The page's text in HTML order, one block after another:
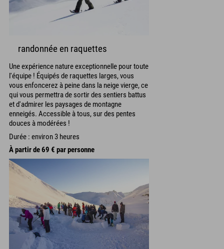
randonnée en raquettes
Une expérience nature exceptionnelle pour toute
l'équipe ! Équipés de raquettes larges, vous
vous enfoncerez à peine dans la neige vierge, ce
qui vous permettra de sortir des sentiers battus
et d'admirer les paysages de montagne
enneigés. Accessible à tous, sur des pentes
douces à modérées !
Durée : environ 3 heures
À partir de 69 € par personne